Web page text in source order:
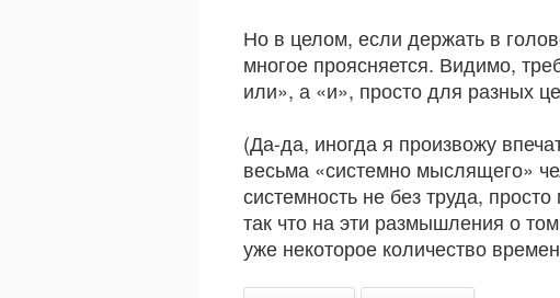
Но в целом, если держать в
многое проясняется. Видимо,
или», а «и», просто для разных
(Да-да, иногда я произвожу
весьма «системно мыслящего»
системность не без труда,
так что на эти размышления о
уже некоторое количество